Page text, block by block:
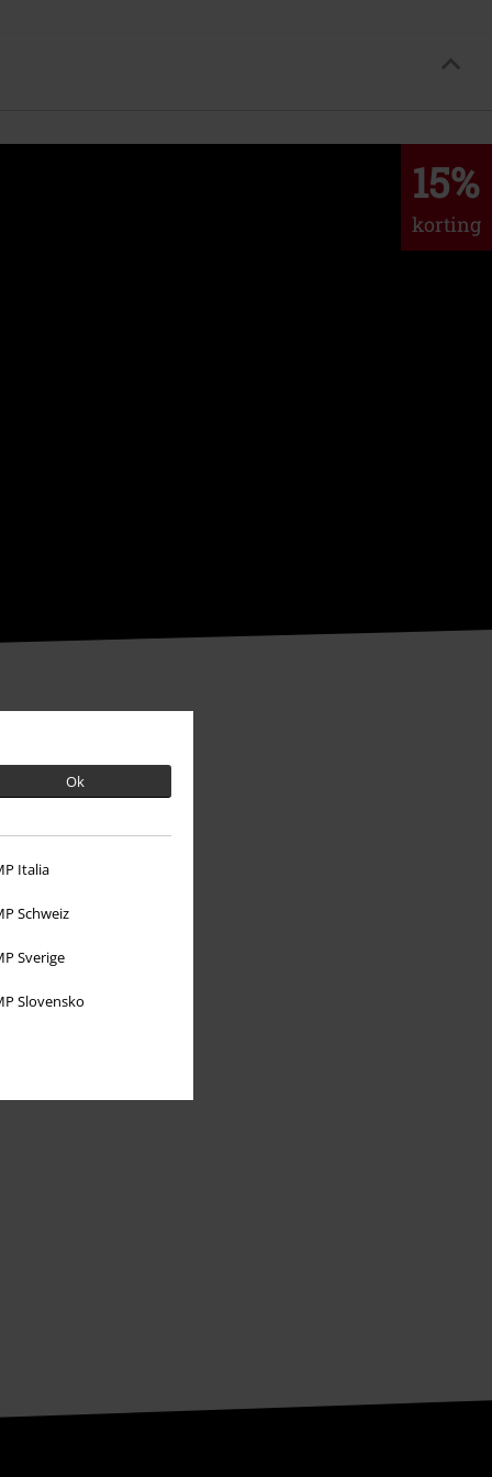
Ok
Italia
Schweiz
Sverige
Slovensko
15%
korting